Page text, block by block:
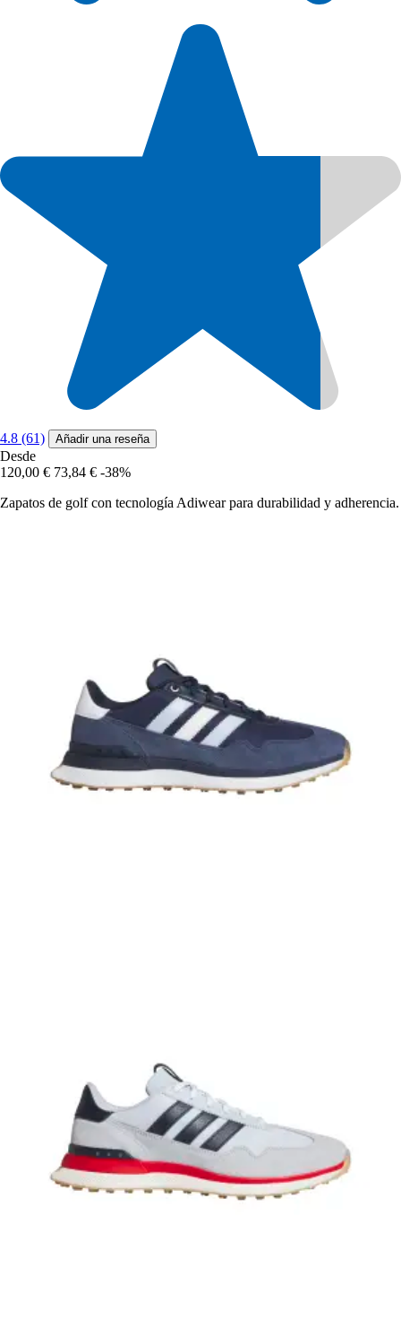
4.8 (61) Añadir una reseña
Desde
120,00 € 73,84 € -38%
Zapatos de golf con tecnología Adiwear para durabilidad y adherencia.